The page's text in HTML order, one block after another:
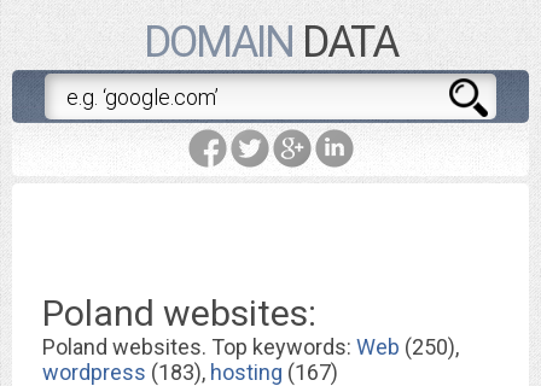
DOMAIN DATA
Poland websites:
Poland websites. Top keywords: Web (250),
wordpress (183), hosting (167)